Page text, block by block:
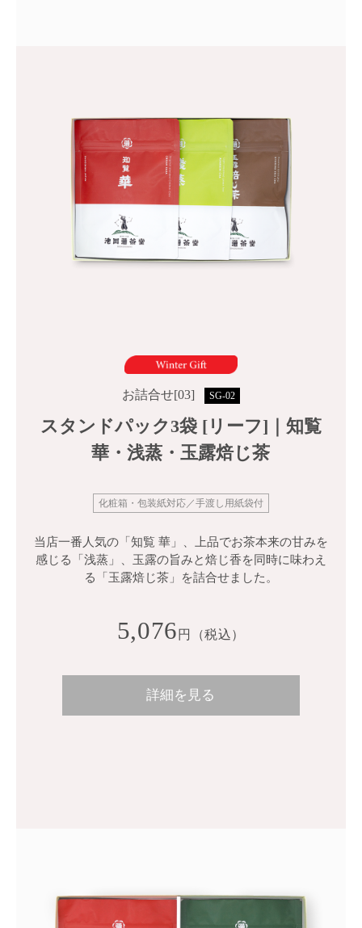
お詰合せ[03] SG-02
スタンドパック3袋 [リーフ]｜知覧
華・浅蒸・玉露焙じ茶
化粧箱・包装紙対応／手渡し用紙袋付
当店一番人気の「知覧 華」、上品でお茶本来の甘みを
感じる「浅蒸」、玉露の旨みと焙じ香を同時に味わえ
る「玉露焙じ茶」を詰合せました。
5,076 円（税込）
詳細を見る